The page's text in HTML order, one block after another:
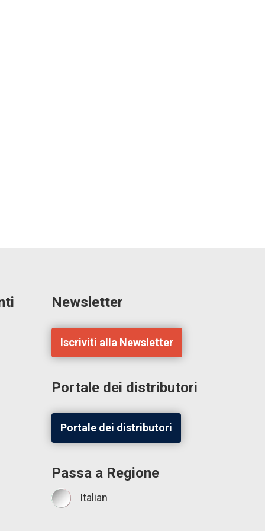
Newsletter
Iscriviti alla Newsletter
Portale dei distributori
Portale dei distributori
Passa a Regione
Italian